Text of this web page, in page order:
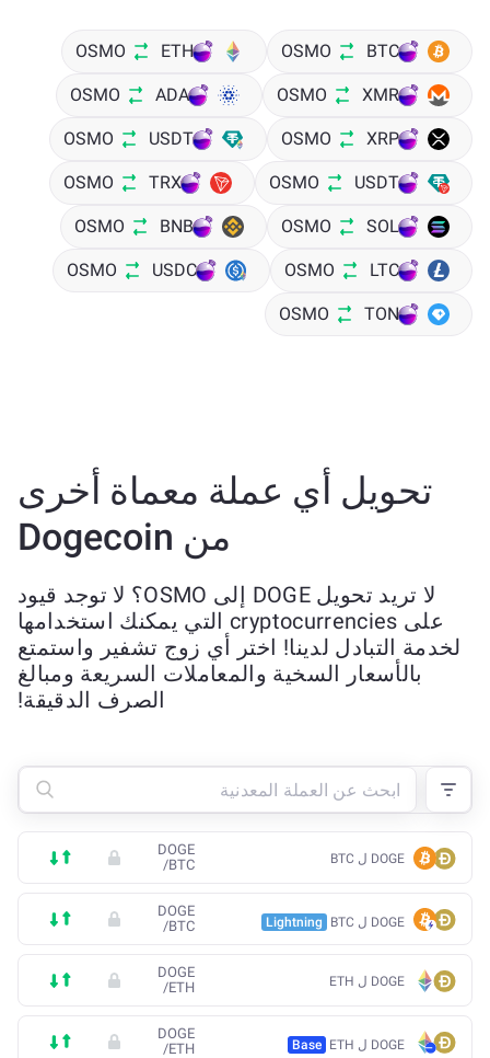
BTC
OSMO
ETH
OSMO
XMR
OSMO
ADA
OSMO
XRP
OSMO
USDT
OSMO
USDT
OSMO
TRX
OSMO
SOL
OSMO
BNB
OSMO
LTC
OSMO
USDC
OSMO
TON
OSMO
تحويل أي عملة معماة أخرى
من Dogecoin
لا تريد تحويل DOGE إلى OSMO؟ لا توجد قيود
على cryptocurrencies التي يمكنك استخدامها
لخدمة التبادل لدينا! اختر أي زوج تشفير واستمتع
بالأسعار السخية والمعاملات السريعة ومبالغ
الصرف الدقيقة!
DOGE ل BTC
DOGE
/BTC
DOGE ل BTC Lightning
DOGE
/BTC
DOGE ل ETH
DOGE
/ETH
DOGE ل ETH Base
DOGE
/ETH